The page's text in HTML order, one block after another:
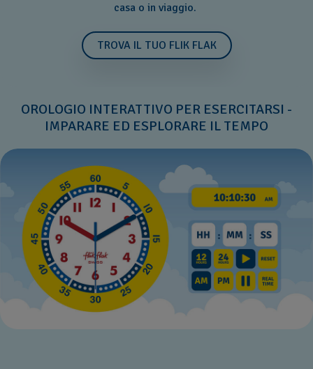
casa o in viaggio.
TROVA IL TUO FLIK FLAK
OROLOGIO INTERATTIVO PER ESERCITARSI -
IMPARARE ED ESPLORARE IL TEMPO